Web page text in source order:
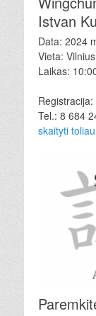
Istvan
Data: 2024
Vieta: Vilnius
Laikas:
Registracija:
Tel.: 8 684
skaityti toliau